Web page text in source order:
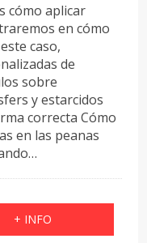
cómo aplicar
en cómo
caso,
de
sobre
y estarcidos
correcta Cómo
en las peanas
+ INFO